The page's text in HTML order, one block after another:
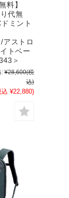
料】
代無
ミント
ストロ
トベー
＞
: ¥28,600(税
込)
込 ¥22,880)